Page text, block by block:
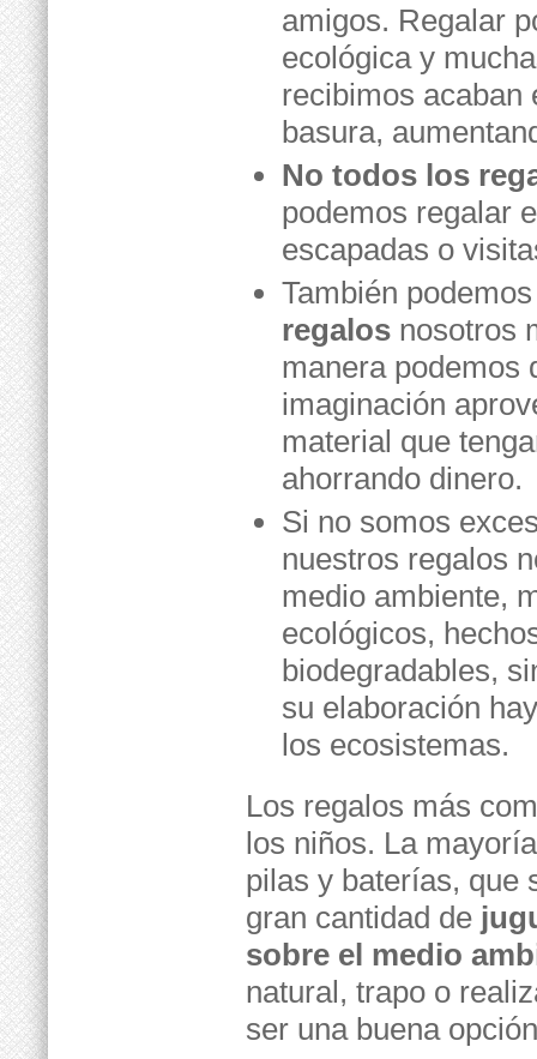
amigos. Regalar
ecológica y
recibimos acaban
basura,
No todos los
podemos regalar
escapadas o
También
regalos nosotros
manera podemos
imaginación
material que
ahorrando dinero.
Si no somos
nuestros regalos
medio ambiente,
ecológicos,
biodegradables,
su elaboración
los ecosistemas.
Los regalos más
los niños. La
pilas y baterías, que
gran cantidad de
sobre el medio
natural, trapo o
ser una buena